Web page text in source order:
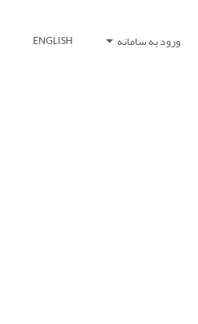
ورود به سامانه ENGLISH